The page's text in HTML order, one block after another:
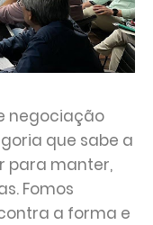
negociação
que sabe a
para manter,
Fomos
a forma e